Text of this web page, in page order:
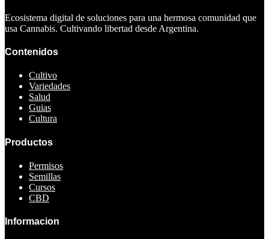
Ecosistema digital de soluciones para una hermosa comunidad que
usa Cannabis. Cultivando libertad desde Argentina.
Contenidos
Cultivo
Variedades
Salud
Guias
Cultura
Productos
Permisos
Semillas
Cursos
CBD
Informacion